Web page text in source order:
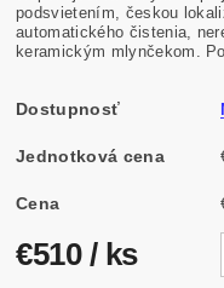
podsvietením, českou
automatického čistenia,
keramickým mlynčekom.
Dostupnosť
Jednotková cena
Cena
€510 / ks